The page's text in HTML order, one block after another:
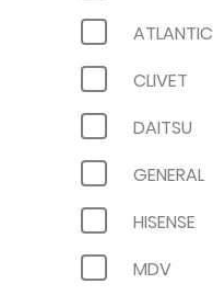
ATLANTIC
CLIVET
DAITSU
GENERAL
HISENSE
MDV